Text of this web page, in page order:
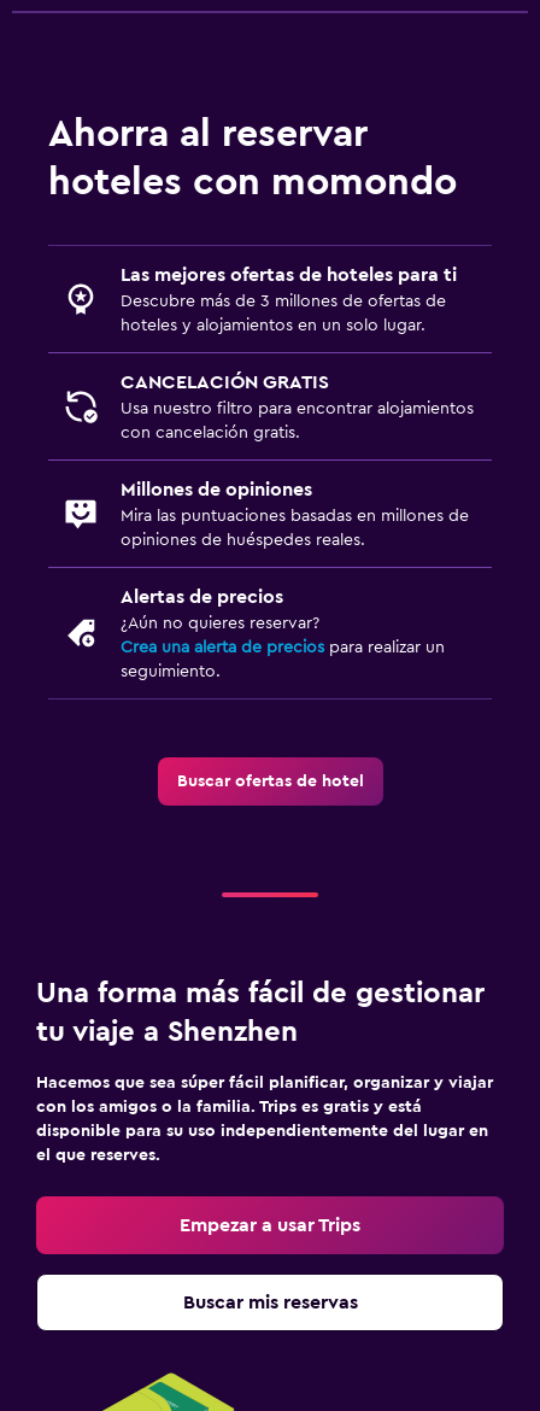
Ahorra al reservar
hoteles con momondo
Las mejores ofertas de hoteles para ti
Descubre más de 3 millones de ofertas de
hoteles y alojamientos en un solo lugar.
CANCELACIÓN GRATIS
Usa nuestro filtro para encontrar alojamientos
con cancelación gratis.
Millones de opiniones
Mira las puntuaciones basadas en millones de
opiniones de huéspedes reales.
Alertas de precios
¿Aún no quieres reservar?
Crea una alerta de precios para realizar un
seguimiento.
Buscar ofertas de hotel
Una forma más fácil de gestionar
tu viaje a Shenzhen
Hacemos que sea súper fácil planificar, organizar y viajar
con los amigos o la familia. Trips es gratis y está
disponible para su uso independientemente del lugar en
el que reserves.
Empezar a usar Trips
Buscar mis reservas